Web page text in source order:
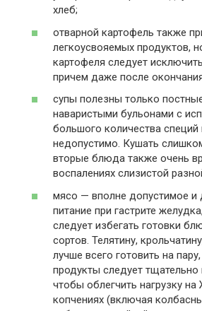
хлеб;
отварной картофель также
легкоусвояемых продуктов,
картофеля следует
причем даже после
супы полезны только
наваристыми бульонами с
большого количества специй
недопустимо. Кушать
вторые блюда также очень
воспалениях слизистой
мясо — вполне допустимое и
питание при гастрите
следует избегать готовки
сортов. Телятину,
лучше всего готовить на
продукты следует
чтобы облегчить нагрузку
копчениях (включая